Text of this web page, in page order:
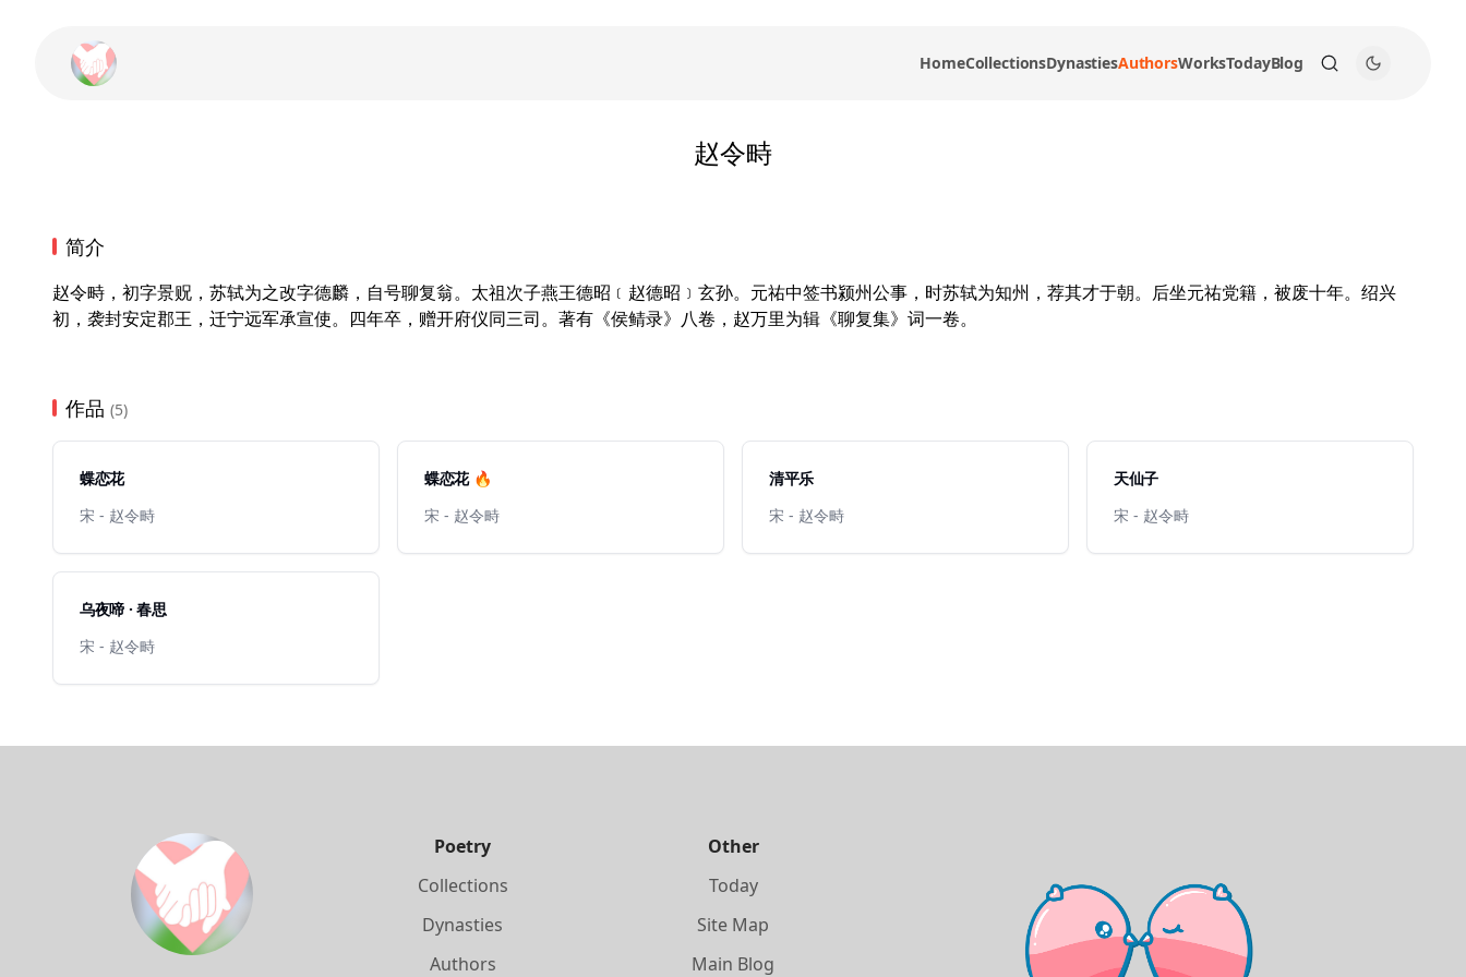
HomeCollectionsDynastiesAuthorsWorksTodayBlog
赵令畤
简介
赵令畤，初字景贶，苏轼为之改字德麟，自号聊复翁。太祖次子燕王德昭﹝赵德昭﹞玄孙。元祐中签书颍州公事，时苏轼为知州，荐其才于朝。后坐元祐党籍，被废十年。绍兴
初，袭封安定郡王，迁宁远军承宣使。四年卒，赠开府仪同三司。著有《侯鲭录》八卷，赵万里为辑《聊复集》词一卷。
作品 (5)
蝶恋花
宋 - 赵令畤
蝶恋花 🔥
宋 - 赵令畤
清平乐
宋 - 赵令畤
天仙子
宋 - 赵令畤
乌夜啼 · 春思
宋 - 赵令畤
Poetry
Collections
Dynasties
Authors
Other
Today
Site Map
Main Blog